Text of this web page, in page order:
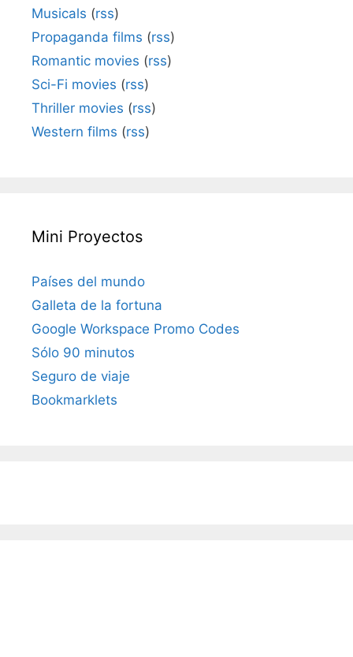
Musicals (rss)
Propaganda films (rss)
Romantic movies (rss)
Sci-Fi movies (rss)
Thriller movies (rss)
Western films (rss)
Mini Proyectos
Países del mundo
Galleta de la fortuna
Google Workspace Promo Codes
Sólo 90 minutos
Seguro de viaje
Bookmarklets